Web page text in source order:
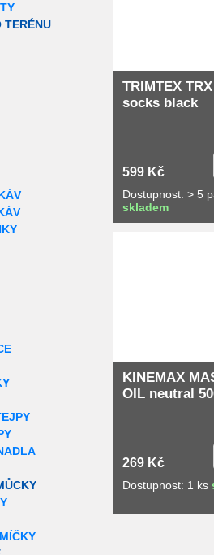
TERÉNU
TRIMTEX
socks black
599 Kč
Dostupnost: > 5
skladem
KINEMAX
OIL neutral
269 Kč
Dostupnost: 1 ks